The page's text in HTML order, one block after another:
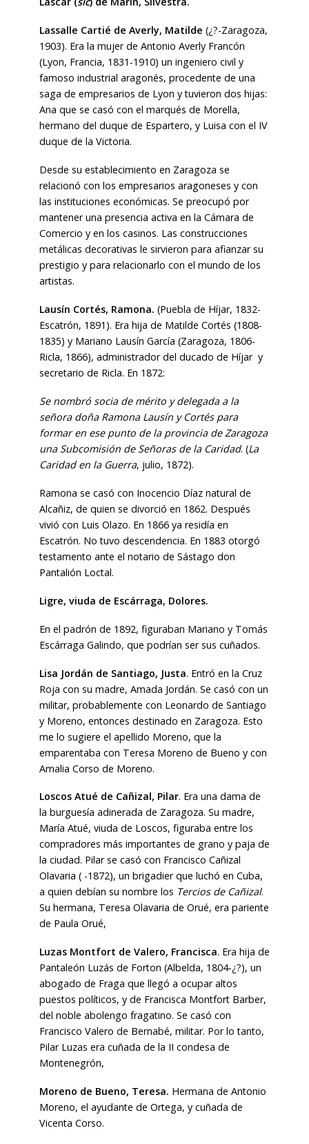
Lassalle Cartié de Averly, Matilde (¿?-Zaragoza,
1903). Era la mujer de Antonio Averly Francón
(Lyon, Francia, 1831-1910) un ingeniero civil y
famoso industrial aragonés, procedente de una
saga de empresarios de Lyon y tuvieron dos hijas:
Ana que se casó con el marqués de Morella,
hermano del duque de Espartero, y Luisa con el IV
duque de la Victoria.
Desde su establecimiento en Zaragoza se
relacionó con los empresarios aragoneses y con
las instituciones económicas. Se preocupó por
mantener una presencia activa en la Cámara de
Comercio y en los casinos. Las construcciones
metálicas decorativas le sirvieron para afianzar su
prestigio y para relacionarlo con el mundo de los
artistas.
Lausín Cortés, Ramona. (Puebla de Híjar, 1832-
Escatrón, 1891). Era hija de Matilde Cortés (1808-
1835) y Mariano Lausín García (Zaragoza, 1806-
Ricla, 1866), administrador del ducado de Híjar y
secretario de Ricla. En 1872:
Se nombró socia de mérito y delegada a la
señora doña Ramona Lausín y Cortés para
formar en ese punto de la provincia de Zaragoza
una Subcomisión de Señoras de la Caridad. (La
Caridad en la Guerra, julio, 1872).
Ramona se casó con Inocencio Díaz natural de
Alcañiz, de quien se divorció en 1862. Después
vivió con Luis Olazo. En 1866 ya residía en
Escatrón. No tuvo descendencia. En 1883 otorgó
testamento ante el notario de Sástago don
Pantalión Loctal.
Ligre, viuda de Escárraga, Dolores.
En el padrón de 1892, figuraban Mariano y Tomás
Escárraga Galindo, que podrían ser sus cuñados.
Lisa Jordán de Santiago, Justa. Entró en la Cruz
Roja con su madre, Amada Jordán. Se casó con un
militar, probablemente con Leonardo de Santiago
y Moreno, entonces destinado en Zaragoza. Esto
me lo sugiere el apellido Moreno, que la
emparentaba con Teresa Moreno de Bueno y con
Amalia Corso de Moreno.
Loscos Atué de Cañizal, Pilar. Era una dama de
la burguesía adinerada de Zaragoza. Su madre,
María Atué, viuda de Loscos, figuraba entre los
compradores más importantes de grano y paja de
la ciudad. Pilar se casó con Francisco Cañizal
Olavaria ( -1872), un brigadier que luchó en Cuba,
a quien debían su nombre los Tercios de Cañizal.
Su hermana, Teresa Olavaria de Orué, era pariente
de Paula Orué,
Luzas Montfort de Valero, Francisca. Era hija de
Pantaleón Luzás de Forton (Albelda, 1804-¿?), un
abogado de Fraga que llegó a ocupar altos
puestos políticos, y de Francisca Montfort Barber,
del noble abolengo fragatino. Se casó con
Francisco Valero de Bernabé, militar. Por lo tanto,
Pilar Luzas era cuñada de la II condesa de
Montenegrón,
Moreno de Bueno, Teresa. Hermana de Antonio
Moreno, el ayudante de Ortega, y cuñada de
Vicenta Corso.